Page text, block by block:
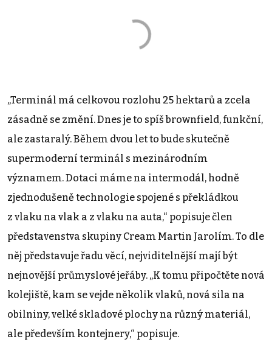
„Terminál má celkovou rozlohu 25 hektarů a zcela
zásadně se změní. Dnes je to spíš brownfield, funkční,
ale zastaralý. Během dvou let to bude skutečně
supermoderní terminál s mezinárodním
významem. Dotaci máme na intermodál, hodně
zjednodušeně technologie spojené s překládkou
z vlaku na vlak a z vlaku na auta,“ popisuje člen
představenstva skupiny Cream Martin Jarolím. To dle
něj představuje řadu věcí, nejviditelnější mají být
nejnovější průmyslové jeřáby. „K tomu připočtěte nová
kolejiště, kam se vejde několik vlaků, nová sila na
obilniny, velké skladové plochy na různý materiál,
ale především kontejnery,“ popisuje.